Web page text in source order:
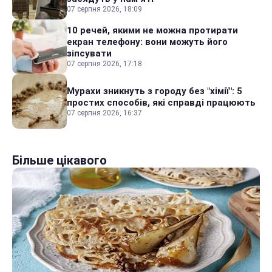
07 серпня 2026, 18:09
10 речей, якими не можна протирати
екран телефону: вони можуть його
зіпсувати
07 серпня 2026, 17:18
Мурахи зникнуть з городу без "хімії": 5
простих способів, які справді працюють
07 серпня 2026, 16:37
Більше цікавого